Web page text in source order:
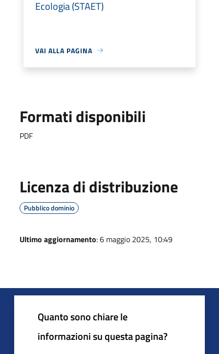
Ecologia (STAET)
VAI ALLA PAGINA
Formati disponibili
PDF
Licenza di distribuzione
Pubblico dominio
Ultimo aggiornamento: 6 maggio 2025, 10:49
Quanto sono chiare le
informazioni su questa pagina?